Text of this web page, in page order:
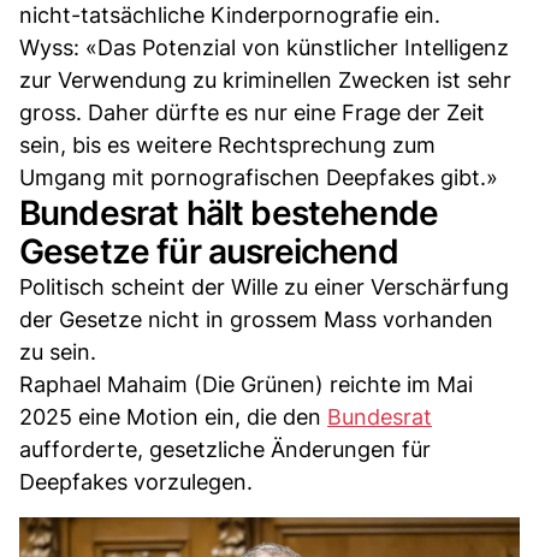
nicht-tatsächliche Kinderpornografie ein.
Wyss: «Das Potenzial von künstlicher Intelligenz
zur Verwendung zu kriminellen Zwecken ist sehr
gross. Daher dürfte es nur eine Frage der Zeit
sein, bis es weitere Rechtsprechung zum
Umgang mit pornografischen Deepfakes gibt.»
Bundesrat hält bestehende
Gesetze für ausreichend
Politisch scheint der Wille zu einer Verschärfung
der Gesetze nicht in grossem Mass vorhanden
zu sein.
Raphael Mahaim (Die Grünen) reichte im Mai
2025 eine Motion ein, die den Bundesrat
aufforderte, gesetzliche Änderungen für
Deepfakes vorzulegen.